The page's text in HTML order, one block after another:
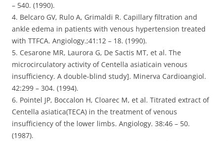
– 540. (1990).
4. Belcaro GV, Rulo A, Grimaldi R. Capillary filtration and
ankle edema in patients with venous hypertension treated
with TTFCA. Angiology.;41:12 – 18. (1990).
5. Cesarone MR, Laurora G, De Sactis MT, et al. The
microcirculatory activity of Centella asiaticain venous
insufficiency. A double-blind study]. Minerva Cardioangiol.
42:299 – 304. (1994).
6. Pointel JP, Boccalon H, Cloarec M, et al. Titrated extract of
Centella asiatica(TECA) in the treatment of venous
insufficiency of the lower limbs. Angiology. 38:46 – 50.
(1987).